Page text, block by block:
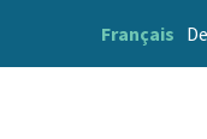
Français